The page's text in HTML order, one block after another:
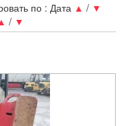
по : Дата ▲ / ▼
/ ▼